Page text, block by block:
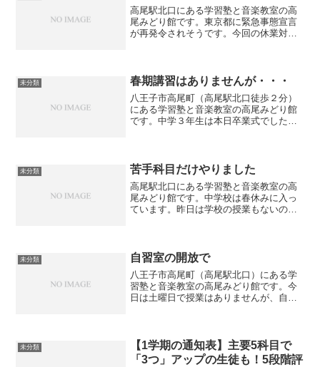
高尾駅北口にある学習塾と音楽教室の高
尾みどり館です。東京都に緊急事態宣言
が再発令されそうです。今回の休業対象
せん。一方で学校はオンライ...
未分類 春期講習はありませんが・・・
八王子市高尾町（高尾駅北口徒歩２分）
にある学習塾と音楽教室の高尾みどり館
です。中学３年生は本日卒業式でした。
ぼ終わりとのことで、春休...
未分類 苦手科目だけやりました
高尾駅北口にある学習塾と音楽教室の高
尾みどり館です。中学校は春休みに入っ
ています。昨日は学校の授業もないの
解は進みます。新年度が始...
未分類 自習室の開放で
八王子市高尾町（高尾駅北口）にある学
習塾と音楽教室の高尾みどり館です。今
日は土曜日で授業はありませんが、自習
が、見事第一志望の都立高...
未分類
【1学期の通知表】主要5科目で
「3つ」アップの生徒も！5段階評